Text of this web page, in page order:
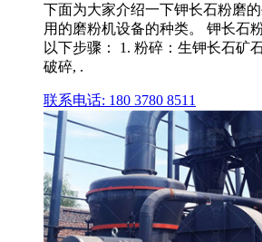
下面为大家介绍一下钾长石粉磨
用的磨粉机设备的种类。 钾长石
以下步骤： 1. 粉碎：生钾长石矿
破碎, .
联系电话: 180 3780 8511